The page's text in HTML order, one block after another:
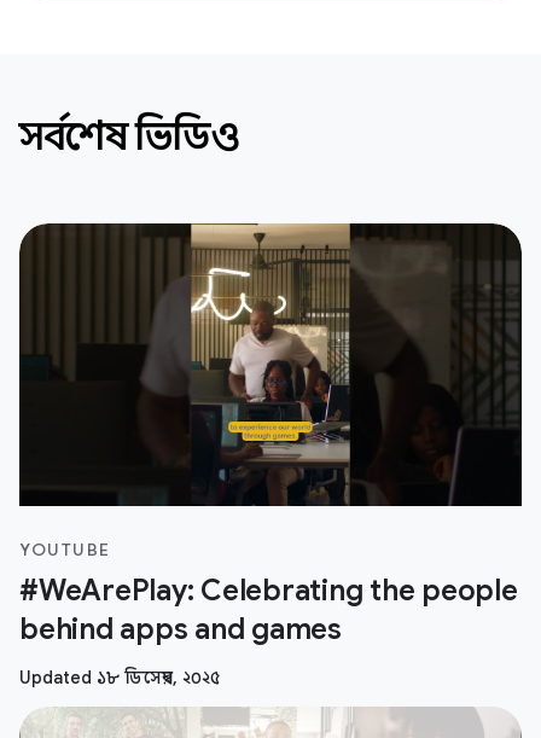
সর্বশেষ ভিডিও
YOUTUBE
#WeArePlay: Celebrating the people
behind apps and games
Updated ১৮ ডিসেম্বর, ২০২৫